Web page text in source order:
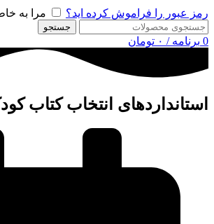
عبور را فراموش کرده اید؟ مرا به
جستجو
برنامه / ۰ تومان
انتخاب کتاب